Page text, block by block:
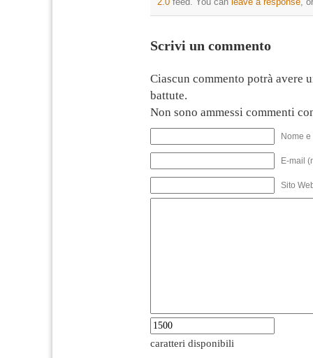
Scrivi un commento
Ciascun commento potrà avere
battute.
Non sono ammessi commenti
Nome
E-mail
Sito
caratteri disponibili